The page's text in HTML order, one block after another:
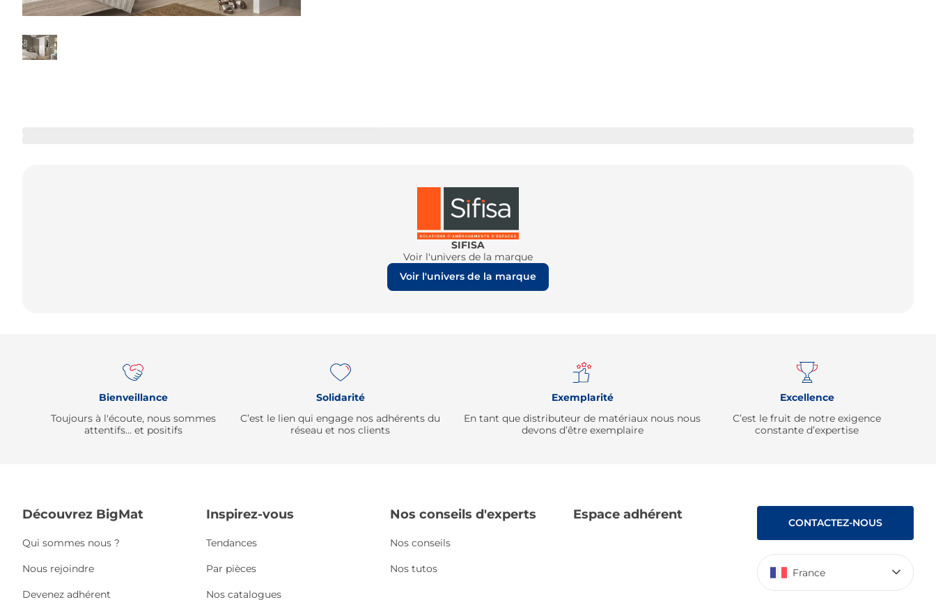
SIFISA
Voir l'univers de la marque
Voir l'univers de la marque
Bienveillance
Toujours à l'écoute, nous sommes
attentifs… et positifs
Solidarité
C’est le lien qui engage nos adhérents du
réseau et nos clients
Exemplarité
En tant que distributeur de matériaux nous nous
devons d’être exemplaire
Excellence
C’est le fruit de notre exigence
constante d’expertise
Découvrez BigMat
Qui sommes nous ?
Nous rejoindre
Devenez adhérent
Inspirez-vous
Tendances
Par pièces
Nos catalogues
Nos conseils d'experts
Nos conseils
Nos tutos
Espace adhérent
CONTACTEZ-NOUS
France